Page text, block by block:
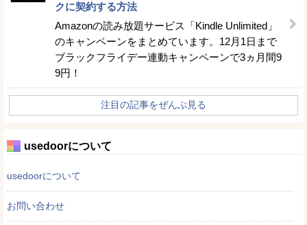
クに契約する方法
Amazonの読み放題サービス「Kindle Unlimited」
のキャンペーンをまとめています。12月1日まで
ブラックフライデー連動キャンペーンで3ヵ月間9
9円！
注目の記事をぜんぶ見る
usedoorについて
usedoorについて
お問い合わせ